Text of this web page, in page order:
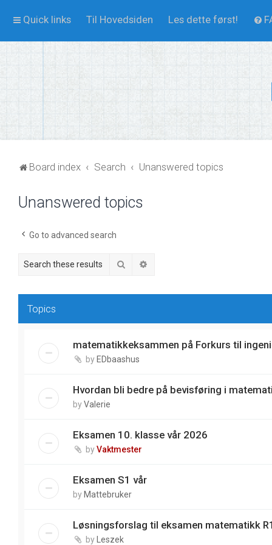
Quick links Til Hovedsiden Les dette først!
Board index Search Unanswered topics
Unanswered topics
Go to advanced search
Search
Topics
matematikkeksammen på Forkurs til
by EDbaashus
Hvordan bli bedre på bevisføring i
byValerie
Eksamen 10. klasse vår 2026
byVaktmester
Eksamen S1 vår
by Mattebruker
Løsningsforslag til eksamen matematikk
by Leszek